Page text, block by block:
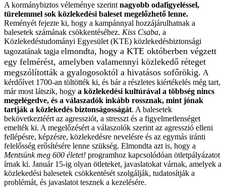
A kormánybiztos véleménye szerint nagyobb odafigyeléssel,
türelemmel sok közlekedési baleset megelőzhető lenne.
Reményét fejezte ki, hogy a kampánnyal hozzájárulhatnak a
balesetek számának csökkentéséhez. Kiss Csaba, a
Közlekedéstudományi Egyesület (KTE) közlekedésbiztonsági
tagozatának tagja elmondta, hogy a KTE októberben végzett
egy felmérést, amelyben valamennyi közlekedő réteget
megszólították a gyalogosoktól a hivatásos sofőrökig. A
kérdőívet 1700-an töltötték ki, és bár a részletes kiértékelés még tart,
már most látszik, hogy a közlekedési kultúrával a többség nincs
megelégedve, és a válaszadók inkább rossznak, mint jónak
tartják a közlekedés biztonságosságát. A balesetek
bekövetkeztéért az agressziót, a stresszt és a figyelmetlenséget
emelték ki. A megelőzésért a válaszolók szerint az agresszió elleni
fellépésre, képzésre, közlekedésre nevelésre és az egymás iránti
felelősség erősítésére lenne szükség. Elmondta azt is, hogy a
Mentsünk meg 600 életet! programhoz kapcsolódóan ötletpályázatot
írnak ki. Január 15-ig olyan ötleteket, javaslatokat várnak, amelyek a
közlekedési balesetek csökkentését szolgálják, tudatosítják a
problémát, és javaslatot tesznek a kezelésére.